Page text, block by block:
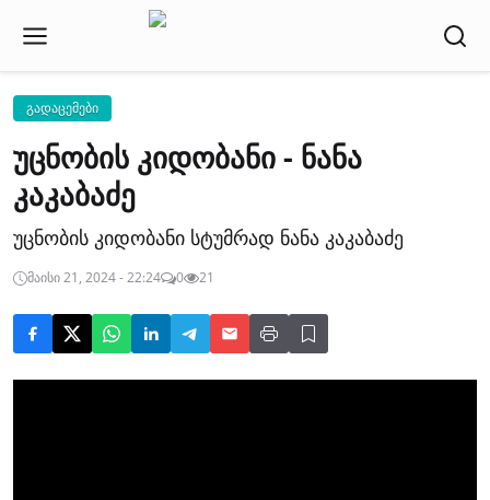
გადაცემები
უცნობის კიდობანი - ნანა
კაკაბაძე
უცნობის კიდობანი სტუმრად ნანა კაკაბაძე
მაისი 21, 2024 - 22:24 0 21